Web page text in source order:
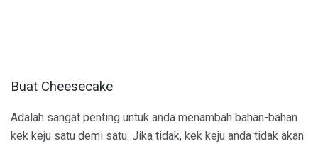
Buat Cheesecake
Adalah sangat penting untuk anda menambah bahan-bahan
kek keju satu demi satu. Jika tidak, kek keju anda tidak akan